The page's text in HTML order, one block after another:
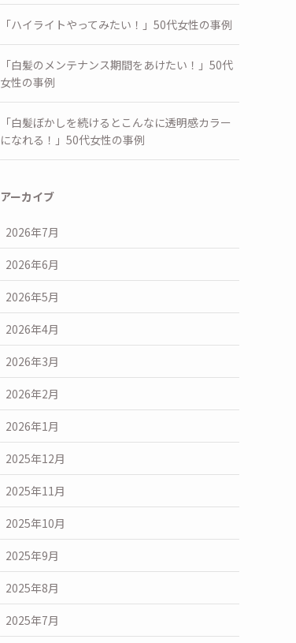
「ハイライトやってみたい！」50代女性の事例
「白髪のメンテナンス期間をあけたい！」50代
女性の事例
「白髪ぼかしを続けるとこんなに透明感カラー
になれる！」50代女性の事例
アーカイブ
2026年7月
2026年6月
2026年5月
2026年4月
2026年3月
2026年2月
2026年1月
2025年12月
2025年11月
2025年10月
2025年9月
2025年8月
2025年7月